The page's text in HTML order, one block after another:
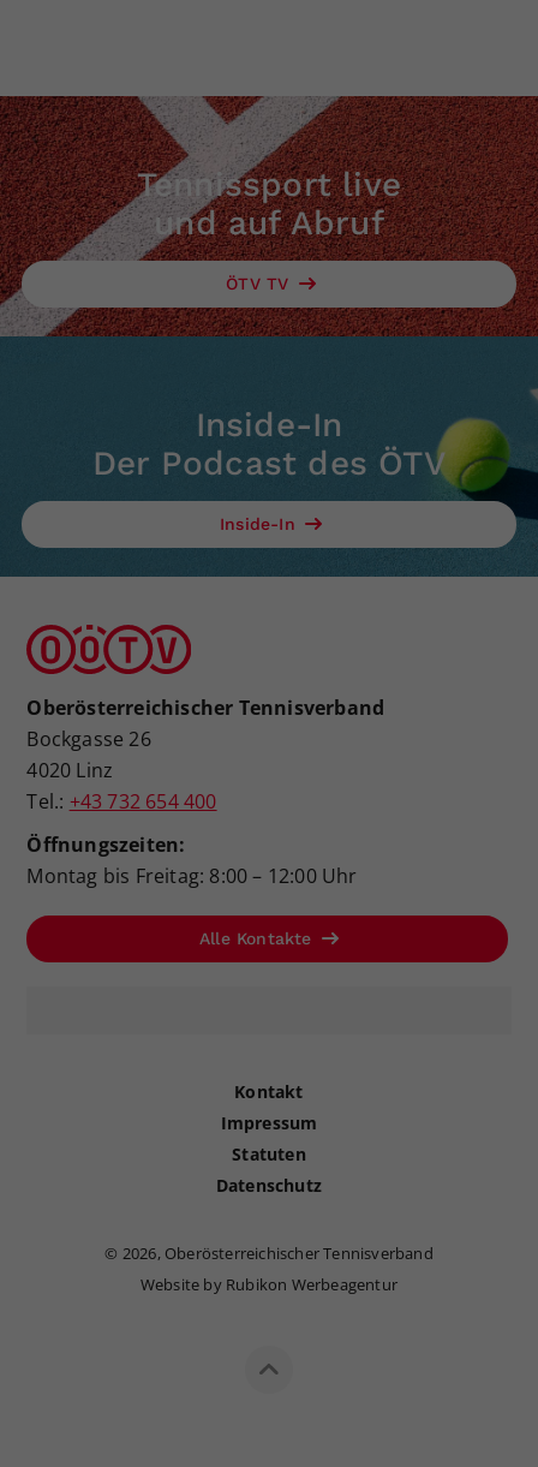
Tennissport live
und auf Abruf
ÖTV TV
Inside-In
Der Podcast des ÖTV
Inside-In
Oberösterreichischer Tennisverband
Bockgasse 26
4020 Linz
Tel.: +43 732 654 400
Öffnungszeiten:
Montag bis Freitag: 8:00 – 12:00 Uhr
Alle Kontakte
Kontakt
Impressum
Statuten
Datenschutz
© 2026, Oberösterreichischer Tennisverband
Website by Rubikon Werbeagentur